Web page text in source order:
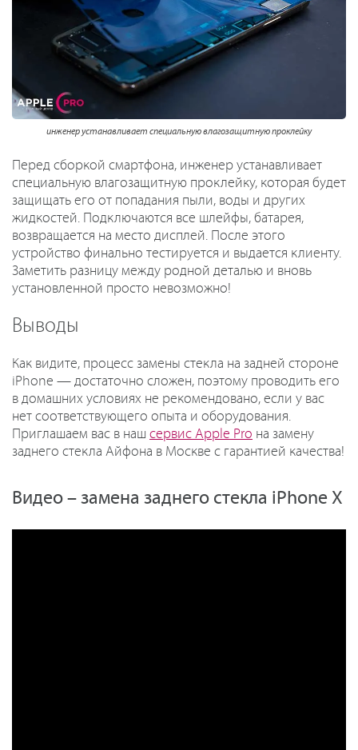
инженер устанавливает специальную влагозащитную проклейку
Перед сборкой смартфона, инженер устанавливает
специальную влагозащитную проклейку, которая будет
защищать его от попадания пыли, воды и других
жидкостей. Подключаются все шлейфы, батарея,
возвращается на место дисплей. После этого
устройство финально тестируется и выдается клиенту.
Заметить разницу между родной деталью и вновь
установленной просто невозможно!
Выводы
Как видите, процесс замены стекла на задней стороне
iPhone — достаточно сложен, поэтому проводить его
в домашних условиях не рекомендовано, если у вас
нет соответствующего опыта и оборудования.
Приглашаем вас в наш сервис Apple Pro на замену
заднего стекла Айфона в Москве с гарантией качества!
Видео – замена заднего стекла iPhone X